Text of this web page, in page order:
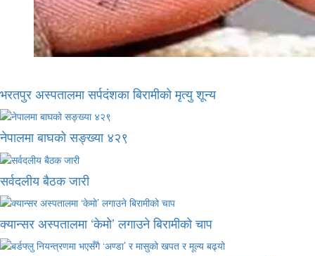
भरतपुर अस्पतालमा सर्पदंशका बिरामीको मृत्यु शून्य
नेपालमा बाघको सङ्ख्या ४२९
सर्वदलीय बैठक जारी
क्यान्सर अस्पतालमा ‘केमो’ लगाउने बिरामीको चाप